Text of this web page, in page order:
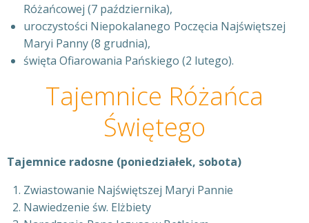
Różańcowej (7 października),
uroczystości Niepokalanego Poczęcia Najświętszej
Maryi Panny (8 grudnia),
święta Ofiarowania Pańskiego (2 lutego).
Tajemnice Różańca
Świętego
Tajemnice radosne (poniedziałek, sobota)
Zwiastowanie Najświętszej Maryi Pannie
Nawiedzenie św. Elżbiety